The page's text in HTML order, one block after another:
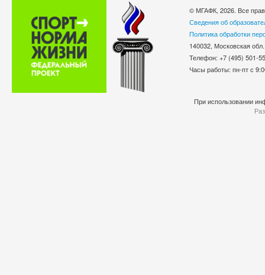
© МГАФК, 2026. Все
Сведения об
Политика обработки
140032, Московская
Телефон: +7 (495)
Часы работы: пн-пт с
При использовании